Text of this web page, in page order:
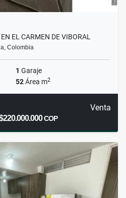
EL CARMEN DE VIBORAL
Colombia
1 Garaje
52Área m2
Venta
COP